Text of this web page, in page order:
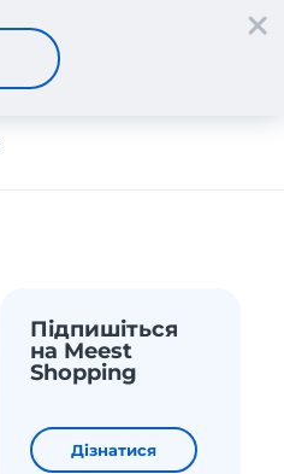
Підпишіться
на Meest
Shopping
Дізнатися